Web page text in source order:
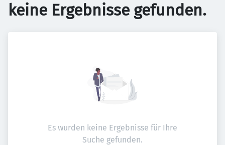
keine Ergebnisse gefunden.
Es wurden keine Ergebnisse für Ihre
Suche gefunden.